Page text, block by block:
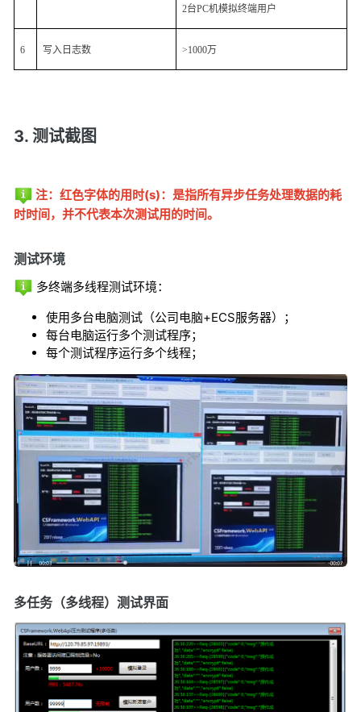
2台PC机模拟终端用户
6 写入日志数 >1000万
3. 测试截图
注：红色字体的用时(s)：是指所有异步任务处理数据的耗
时时间，并不代表本次测试用的时间。
测试环境
多终端多线程测试环境：
使用多台电脑测试（公司电脑+ECS服务器）；
每台电脑运行多个测试程序；
每个测试程序运行多个线程；
多任务（多线程）测试界面